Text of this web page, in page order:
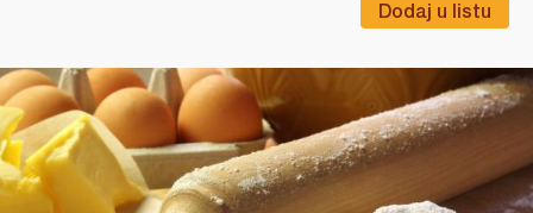
Dodaj u listu